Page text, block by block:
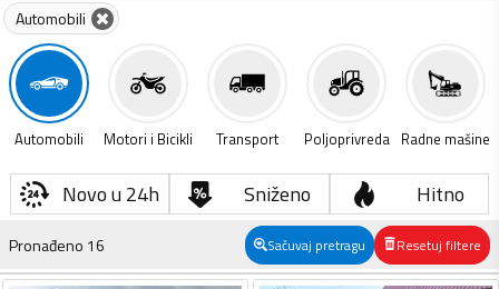
Automobili
Automobili Motori i Bicikli Transport Poljoprivreda Radne mašine
Novo u 24h Sniženo Hitno
Pronađeno 16 Sačuvaj pretragu Resetuj filtere